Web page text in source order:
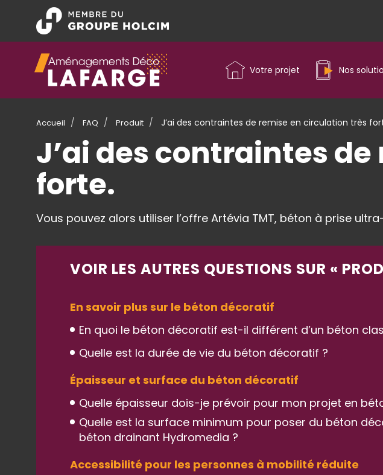
principal
principal
Votre projet
Nos
Accueil FAQ Produit J’ai des contraintes de remise en circulation très
J’ai des contraintes
forte.
Vous pouvez alors utiliser l’offre Artévia TMT, béton à prise
VOIR LES AUTRES QUESTIONS SUR «
En savoir plus sur le béton décoratif
En quoi le béton décoratif est-il différent d’un béton
Quelle est la durée de vie du béton décoratif ?
Épaisseur et surface du béton décoratif
Quelle épaisseur dois-je prévoir pour mon projet en
Quelle est la surface minimum pour poser du béton
béton drainant Hydromedia ?
Accessibilité pour les personnes à mobilité réduite